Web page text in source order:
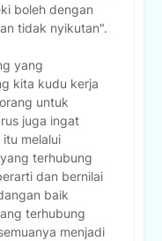
boleh dengan
tidak nyikutan".
yang
kita kudu kerja
untuk
juga ingat
melalui
terhubung
dan bernilai
baik
terhubung
menjadi